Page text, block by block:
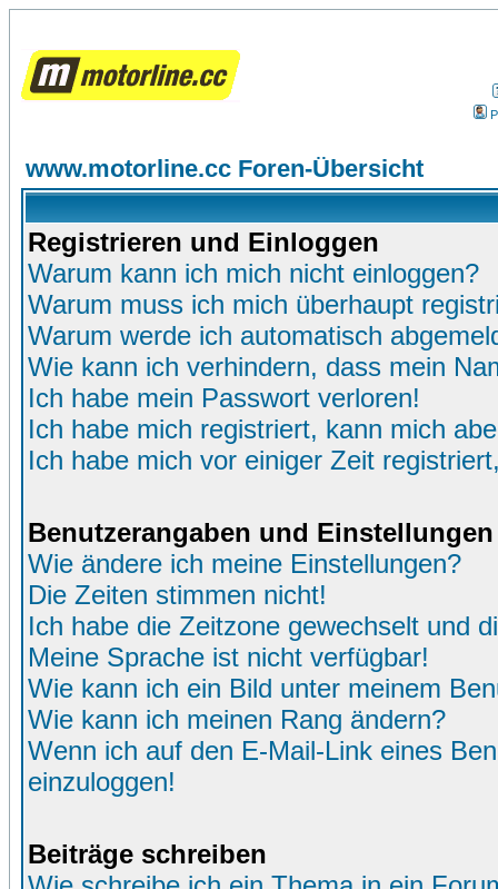
www.motorline.cc Foren-Übersicht
Registrieren und Einloggen
Warum kann ich mich nicht einloggen?
Warum muss ich mich überhaupt
Warum werde ich automatisch
Wie kann ich verhindern, dass mein
Ich habe mein Passwort verloren!
Ich habe mich registriert, kann mich
Ich habe mich vor einiger Zeit
Benutzerangaben und Einstellungen
Wie ändere ich meine Einstellungen?
Die Zeiten stimmen nicht!
Ich habe die Zeitzone gewechselt und
Meine Sprache ist nicht verfügbar!
Wie kann ich ein Bild unter meinem
Wie kann ich meinen Rang ändern?
Wenn ich auf den E-Mail-Link eines
einzuloggen!
Beiträge schreiben